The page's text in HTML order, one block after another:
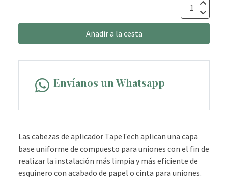
Añadir a la cesta
Envíanos un Whatsapp
Las cabezas de aplicador TapeTech aplican una capa
base uniforme de compuesto para uniones con el fin de
realizar la instalación más limpia y más eficiente de
esquinero con acabado de papel o cinta para uniones.